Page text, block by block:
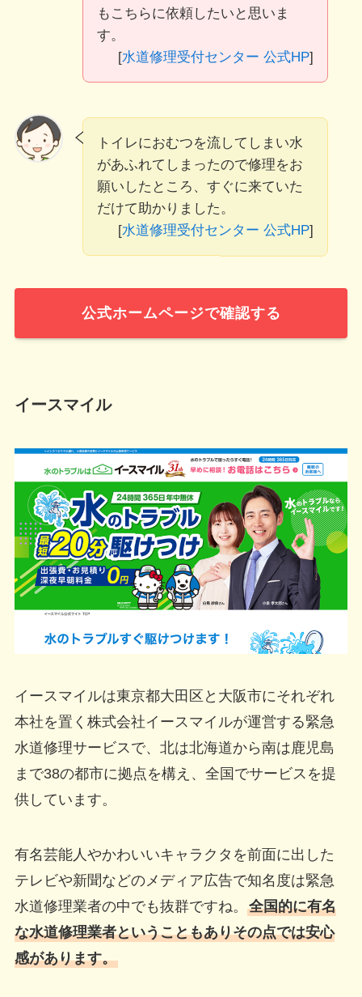
もこちらに依頼したいと思いま
す。
[水道修理受付センター 公式HP]
トイレにおむつを流してしまい水
があふれてしまったので修理をお
願いしたところ、すぐに来ていた
だけて助かりました。
[水道修理受付センター 公式HP]
公式ホームページで確認する
イースマイル
イースマイルは東京都大田区と大阪市にそれぞれ
本社を置く株式会社イースマイルが運営する緊急
水道修理サービスで、北は北海道から南は鹿児島
まで38の都市に拠点を構え、全国でサービスを提
供しています。
有名芸能人やかわいいキャラクタを前面に出した
テレビや新聞などのメディア広告で知名度は緊急
水道修理業者の中でも抜群ですね。 全国的に有名
な水道修理業者ということもありその点では安心
感があります。